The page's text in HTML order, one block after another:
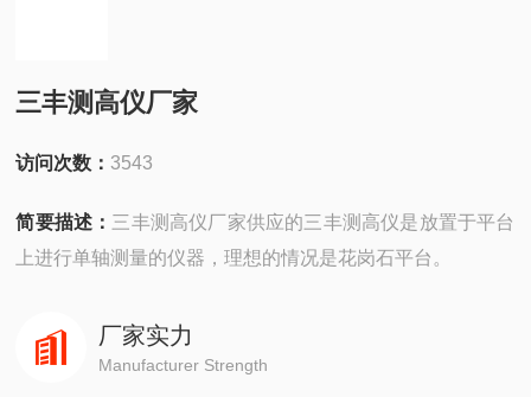
三丰测高仪厂家
访问次数：3543
简要描述： 三丰测高仪厂家供应的三丰测高仪是放置于平台
上进行单轴测量的仪器，理想的情况是花岗石平台。
厂家实力
Manufacturer Strength